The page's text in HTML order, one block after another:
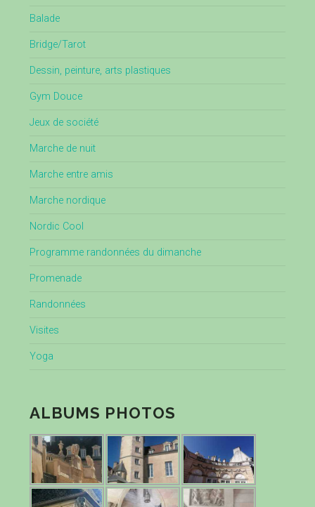
Balade
Bridge/Tarot
Dessin, peinture, arts plastiques
Gym Douce
Jeux de société
Marche de nuit
Marche entre amis
Marche nordique
Nordic Cool
Programme randonnées du dimanche
Promenade
Randonnées
Visites
Yoga
ALBUMS PHOTOS